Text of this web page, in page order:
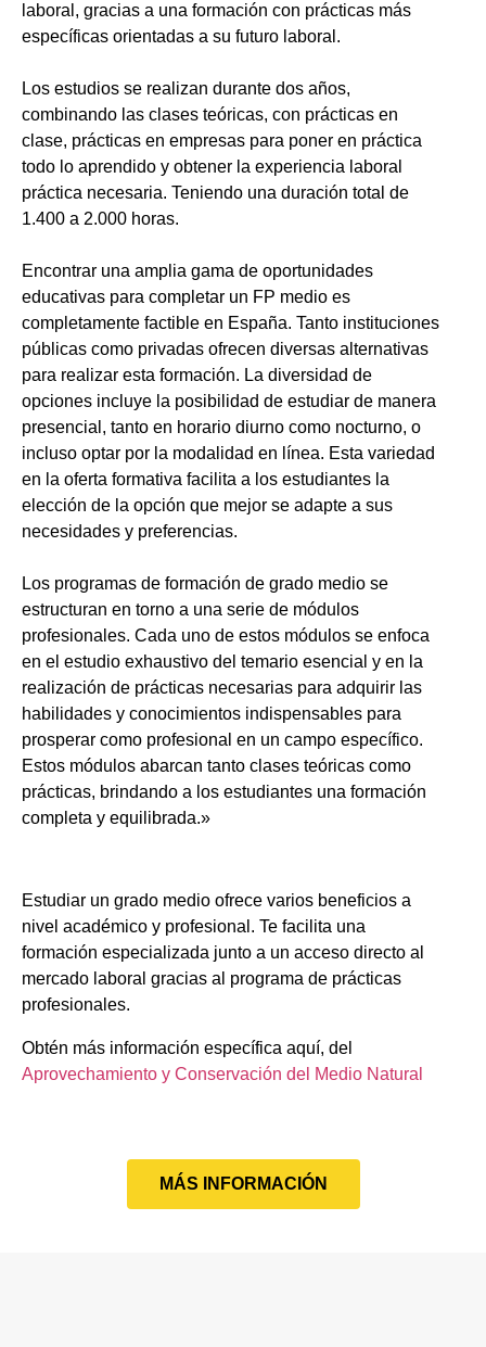
laboral, gracias a una formación con prácticas más
específicas orientadas a su futuro laboral.
Los estudios se realizan durante dos años,
combinando las clases teóricas, con prácticas en
clase, prácticas en empresas para poner en práctica
todo lo aprendido y obtener la experiencia laboral
práctica necesaria. Teniendo una duración total de
1.400 a 2.000 horas.
Encontrar una amplia gama de oportunidades
educativas para completar un FP medio es
completamente factible en España. Tanto instituciones
públicas como privadas ofrecen diversas alternativas
para realizar esta formación. La diversidad de
opciones incluye la posibilidad de estudiar de manera
presencial, tanto en horario diurno como nocturno, o
incluso optar por la modalidad en línea. Esta variedad
en la oferta formativa facilita a los estudiantes la
elección de la opción que mejor se adapte a sus
necesidades y preferencias.
Los programas de formación de grado medio se
estructuran en torno a una serie de módulos
profesionales. Cada uno de estos módulos se enfoca
en el estudio exhaustivo del temario esencial y en la
realización de prácticas necesarias para adquirir las
habilidades y conocimientos indispensables para
prosperar como profesional en un campo específico.
Estos módulos abarcan tanto clases teóricas como
prácticas, brindando a los estudiantes una formación
completa y equilibrada.»
Estudiar un grado medio ofrece varios beneficios a
nivel académico y profesional. Te facilita una
formación especializada junto a un acceso directo al
mercado laboral gracias al programa de prácticas
profesionales.
Obtén más información específica aquí, del
Aprovechamiento y Conservación del Medio Natural
MÁS INFORMACIÓN